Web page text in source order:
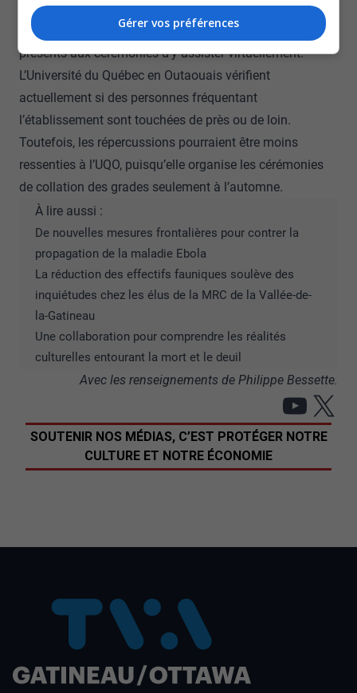
Le Collège a déjà mis à la disposition des finissants des
liens qui permettent aux proches qui ne peuvent pas être
présents aux cérémonies d’y assister virtuellement.
L’Université du Québec en Outaouais vérifient
actuellement si des personnes fréquentant
l’établissement sont touchées de près ou de loin.
Toutefois, les répercussions pourraient être moins
ressenties à l’UQO, puisqu’elle organise les cérémonies
de collation des grades seulement à l’automne.
À lire aussi :
De nouvelles mesures frontalières pour contrer la
propagation de la maladie Ebola
La réduction des effectifs fauniques soulève des
inquiétudes chez les élus de la MRC de la Vallée-de-
la-Gatineau
Une collaboration pour comprendre les réalités
culturelles entourant la mort et le deuil
Avec les renseignements de Philippe Bessette.
X
SOUTENIR NOS MÉDIAS, C’EST PROTÉGER NOTRE
CULTURE ET NOTRE ÉCONOMIE
Gérer vos préférences